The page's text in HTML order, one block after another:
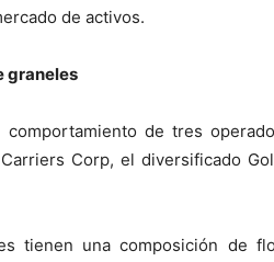
de activos.
graneles
de tres
Corp, el diversificado
tienen una composición de